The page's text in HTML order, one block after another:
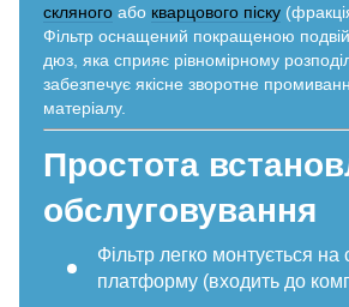
скляного або кварцового піску
Фільтр оснащений покращеною
дюз, яка сприяє рівномірному
забезпечує якісне зворотне
матеріалу.
Простота
обслуговування
Фільтр легко монтується на
платформу (входить до